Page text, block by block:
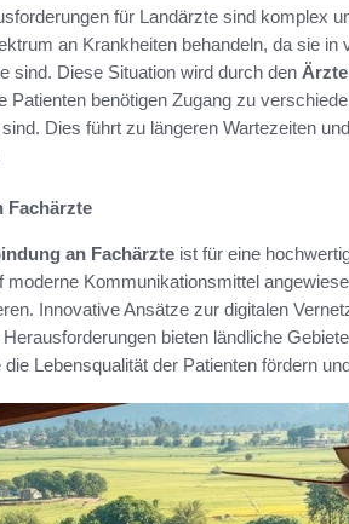
für Landärzte sind komplex
an Krankheiten behandeln, da sie
sind. Diese Situation wird durch den
Patienten benötigen Zugang zu
Dies führt zu längeren Wartezeiten
Fachärzte
an Fachärzte ist für eine
moderne Kommunikationsmittel
Innovative Ansätze zur digitalen
bieten ländliche
die Lebensqualität der Patienten fördern